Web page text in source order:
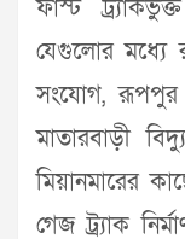
ফার্স্ট
যেগুলোর মধ্যে
সংযোগ, রূপপুর
মাতারবাড়ী
মিয়ানমারের
গেজ ট্র্যাক